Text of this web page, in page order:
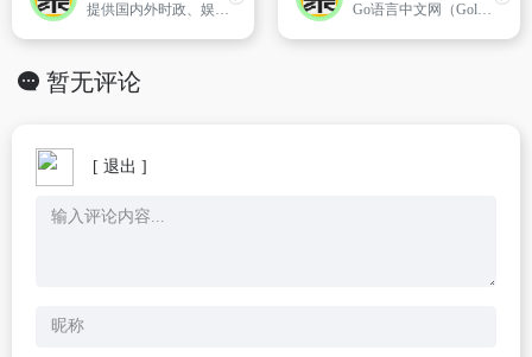
提供国内外时政、娱乐、教育等新闻报道,要点回顾,新闻人物。 Go语言中文网（Golang）是一个专门为中国的程序员打造的学习平台，专注于提供丰富的Go语言学习资源。
暂无评论
[ 退出 ]